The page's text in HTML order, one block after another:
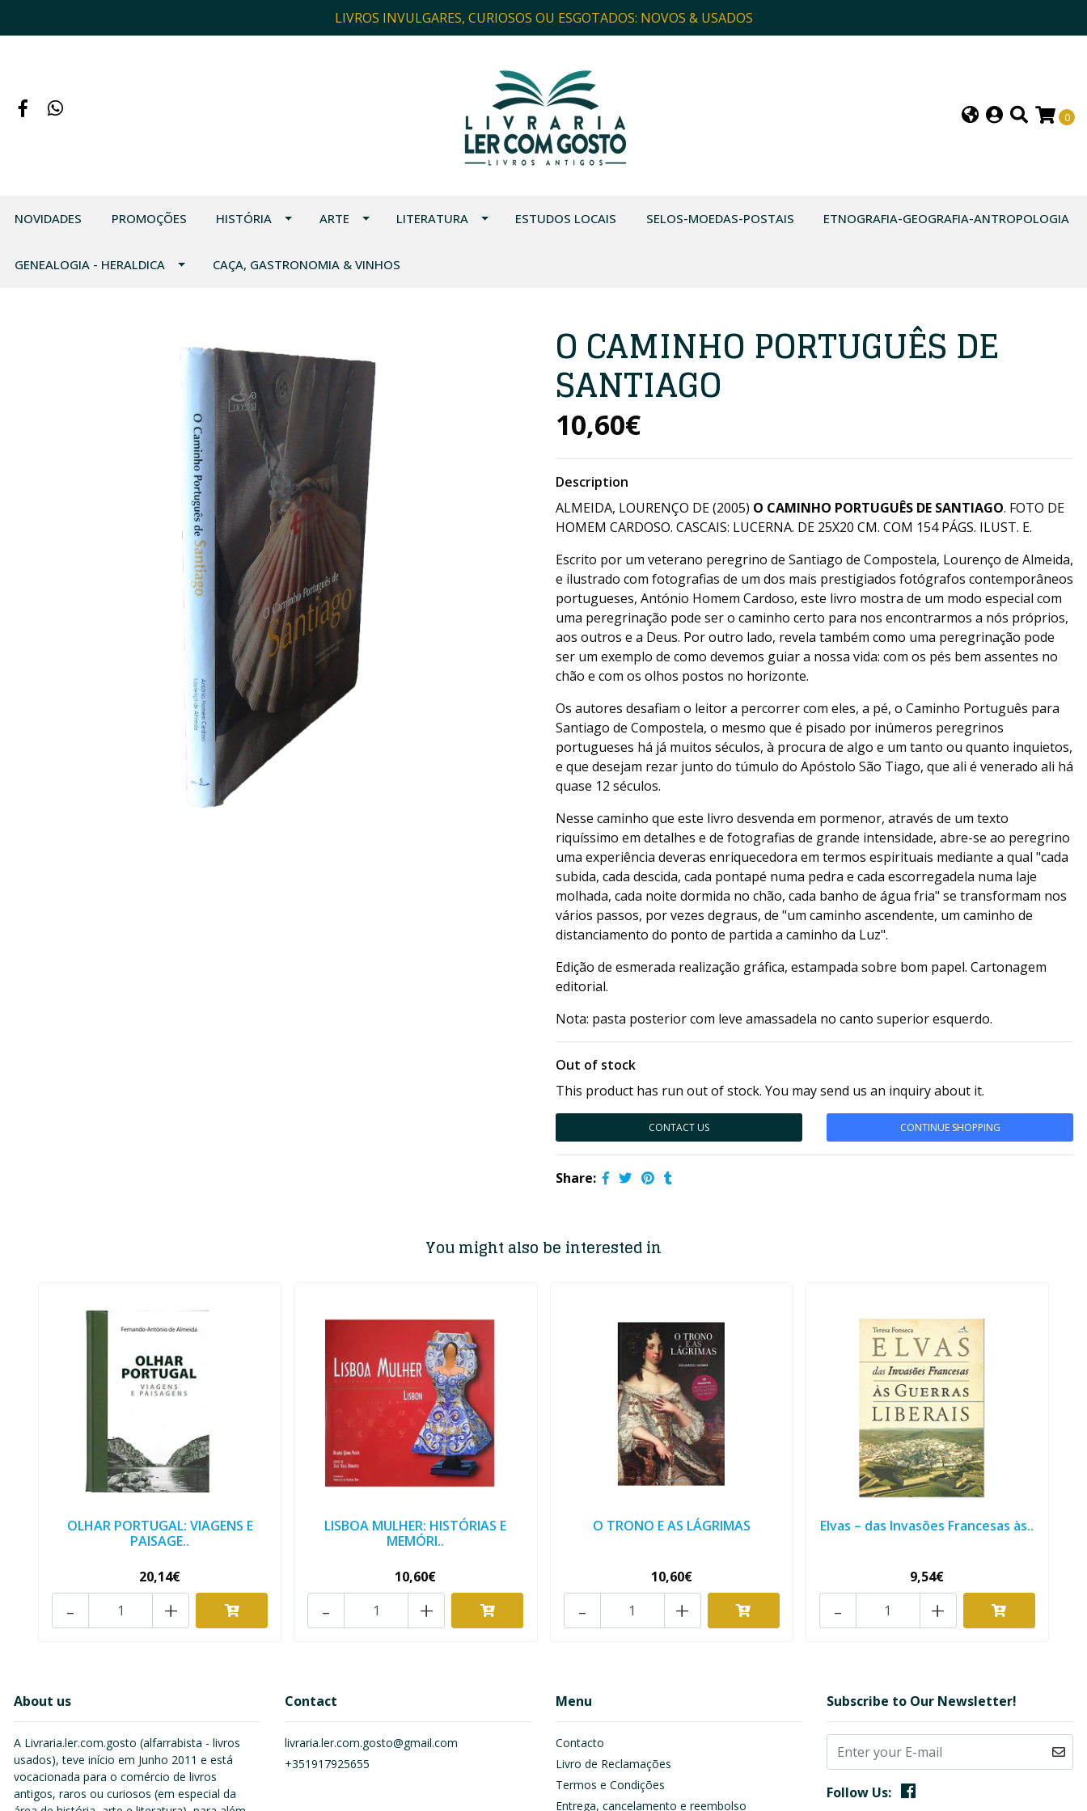
LIVROS INVULGARES, CURIOSOS OU ESGOTADOS: NOVOS & USADOS
0
NOVIDADES PROMOÇÕES HISTÓRIA ARTE LITERATURA ESTUDOS LOCAIS SELOS-MOEDAS-POSTAIS ETNOGRAFIA-GEOGRAFIA-ANTROPOLOGIA
GENEALOGIA - HERALDICA CAÇA, GASTRONOMIA & VINHOS
O CAMINHO PORTUGUÊS DE
SANTIAGO
10,60€
Description
ALMEIDA, LOURENÇO DE (2005) O CAMINHO PORTUGUÊS DE SANTIAGO. FOTO DE
HOMEM CARDOSO. CASCAIS: LUCERNA. DE 25X20 CM. COM 154 PÁGS. ILUST. E.
Escrito por um veterano peregrino de Santiago de Compostela, Lourenço de Almeida,
e ilustrado com fotografias de um dos mais prestigiados fotógrafos contemporâneos
portugueses, António Homem Cardoso, este livro mostra de um modo especial com
uma peregrinação pode ser o caminho certo para nos encontrarmos a nós próprios,
aos outros e a Deus. Por outro lado, revela também como uma peregrinação pode
ser um exemplo de como devemos guiar a nossa vida: com os pés bem assentes no
chão e com os olhos postos no horizonte.
Os autores desafiam o leitor a percorrer com eles, a pé, o Caminho Português para
Santiago de Compostela, o mesmo que é pisado por inúmeros peregrinos
portugueses há já muitos séculos, à procura de algo e um tanto ou quanto inquietos,
e que desejam rezar junto do túmulo do Apóstolo São Tiago, que ali é venerado ali há
quase 12 séculos.
Nesse caminho que este livro desvenda em pormenor, através de um texto
riquíssimo em detalhes e de fotografias de grande intensidade, abre-se ao peregrino
uma experiência deveras enriquecedora em termos espirituais mediante a qual "cada
subida, cada descida, cada pontapé numa pedra e cada escorregadela numa laje
molhada, cada noite dormida no chão, cada banho de água fria" se transformam nos
vários passos, por vezes degraus, de "um caminho ascendente, um caminho de
distanciamento do ponto de partida a caminho da Luz".
Edição de esmerada realização gráfica, estampada sobre bom papel. Cartonagem
editorial.
Nota: pasta posterior com leve amassadela no canto superior esquerdo.
Out of stock
This product has run out of stock. You may send us an inquiry about it.
CONTACT US CONTINUE SHOPPING
Share:
You might also be interested in
OLHAR PORTUGAL: VIAGENS E
PAISAGE..
20,14€
+
-
LISBOA MULHER: HISTÓRIAS E
MEMÓRI..
10,60€
+
-
O TRONO E AS LÁGRIMAS
10,60€
+
-
Elvas – das Invasões Francesas às..
9,54€
+
-
About us
A Livraria.ler.com.gosto (alfarrabista - livros
usados), teve início em Junho 2011 e está
vocacionada para o comércio de livros
antigos, raros ou curiosos (em especial da
Contact
livraria.ler.com.gosto@gmail.com
+351917925655
Menu
Contacto
Livro de Reclamações
Termos e Condições
Entrega, cancelamento e reembolso
Subscribe to Our Newsletter!
Follow Us: